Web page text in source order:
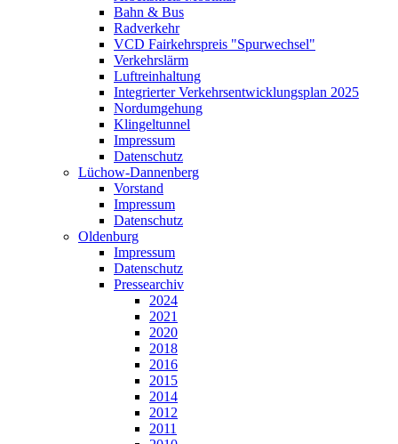
Bahn & Bus
Radverkehr
VCD Fairkehrspreis "Spurwechsel"
Verkehrslärm
Luftreinhaltung
Integrierter Verkehrsentwicklungsplan 2025
Nordumgehung
Klingeltunnel
Impressum
Datenschutz
Lüchow-Dannenberg
Vorstand
Impressum
Datenschutz
Oldenburg
Impressum
Datenschutz
Pressearchiv
2024
2021
2020
2018
2016
2015
2014
2012
2011